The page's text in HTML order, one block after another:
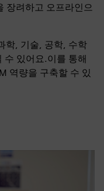
장려하고 오프라인으
학, 기술, 공학, 수학
수 있어요.이를 통해
역량을 구축할 수 있